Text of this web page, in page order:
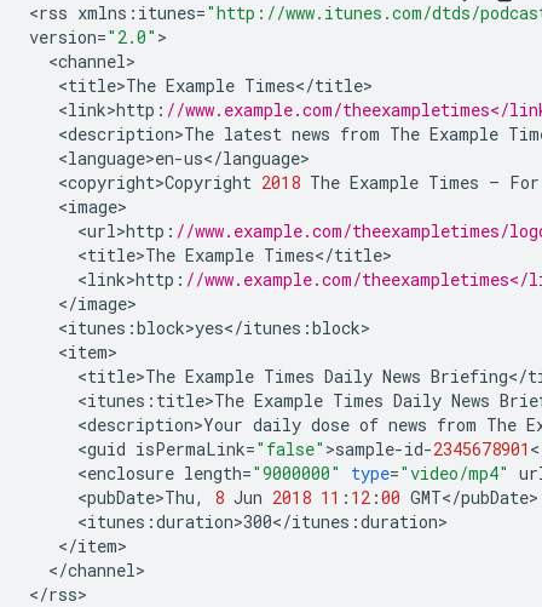
<rss xmlns : itunes="http://www.itunes.com/dtds/
version="2.0"
<channel
<title>The Example Times</title
<link>http : //www.example.com/theexampletimes</
<description>The latest news from The Example
<language>en-us</language
<copyright>Copyright 2018 The Example Times – For
<image
<url>http : //www.example.com/theexampletimes/
<title>The Example Times</title
<link>http : //www.example.com/theexampletimes</
</image
<itunes :block>yes</itunes :block
<item
<title>The Example Times Daily News Briefing</
<itunes : title>The Example Times Daily News
<description>Your daily dose of news from The
<guid isPermaLink="false" >sample-id-2345678901 <
<enclosure length="9000000" type="video/mp4"
<pubDate>Thu, 8 Jun 2018 11 : 12 :00 GMT</pubDate
<itunes :duration>300</itunes :duration
</item
</channel>
</rss>